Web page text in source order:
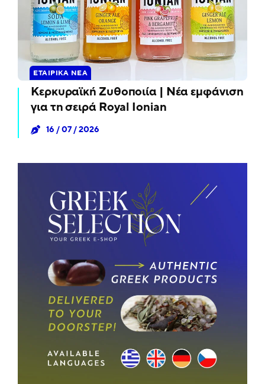
ΕΤΑΙΡΙΚΆ ΝΈΑ
Κερκυραϊκή Ζυθοποιία | Νέα εμφάνιση
για τη σειρά Royal Ionian
16 / 07 / 2026